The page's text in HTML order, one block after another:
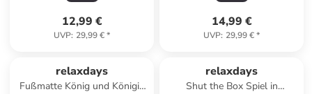
12,99 €
UVP: 29,99 €*
14,99 €
UVP: 29,99 €*
relaxdays
Fußmatte König und Königin
relaxdays
Shut the Box Spiel in